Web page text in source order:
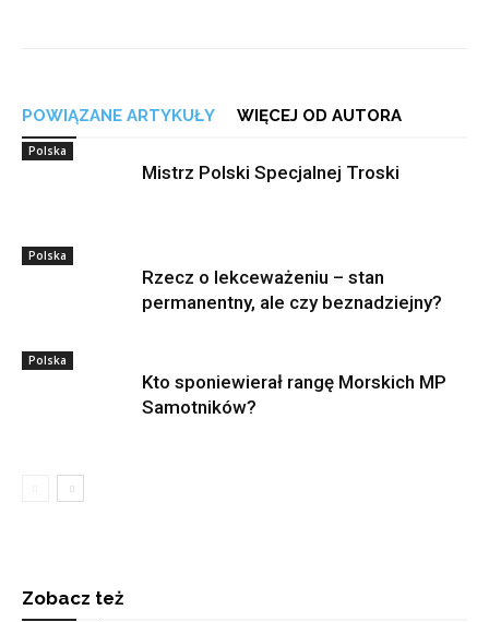
POWIĄZANE ARTYKUŁY WIĘCEJ OD AUTORA
Polska
Mistrz Polski Specjalnej Troski
Polska
Rzecz o lekceważeniu – stan
permanentny, ale czy beznadziejny?
Polska
Kto sponiewierał rangę Morskich MP
Samotników?
Zobacz też